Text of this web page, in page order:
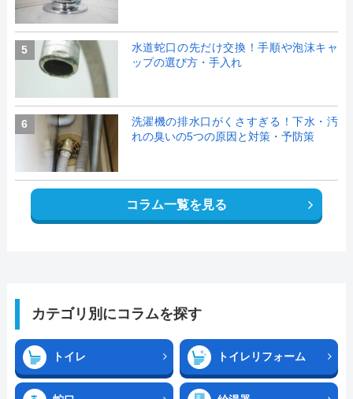
5
水道蛇口の先だけ交換！手順や泡沫キャ
ップの選び方・手入れ
6
洗濯機の排水口がくさすぎる！下水・汚
れの臭いの5つの原因と対策・予防策
コラム一覧を見る
カテゴリ別にコラムを探す
トイレ トイレリフォーム